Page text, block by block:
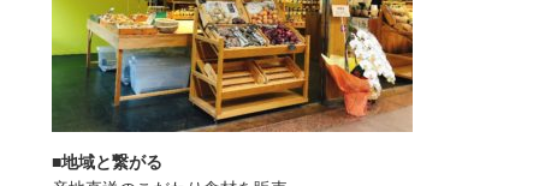
■地域と繋がる